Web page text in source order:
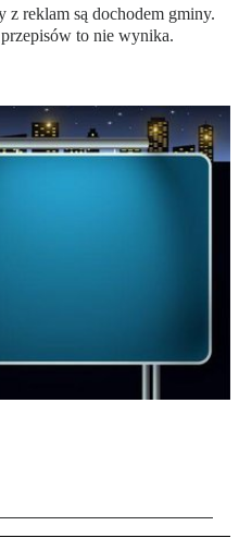
z reklam są dochodem gminy.
to nie wynika.